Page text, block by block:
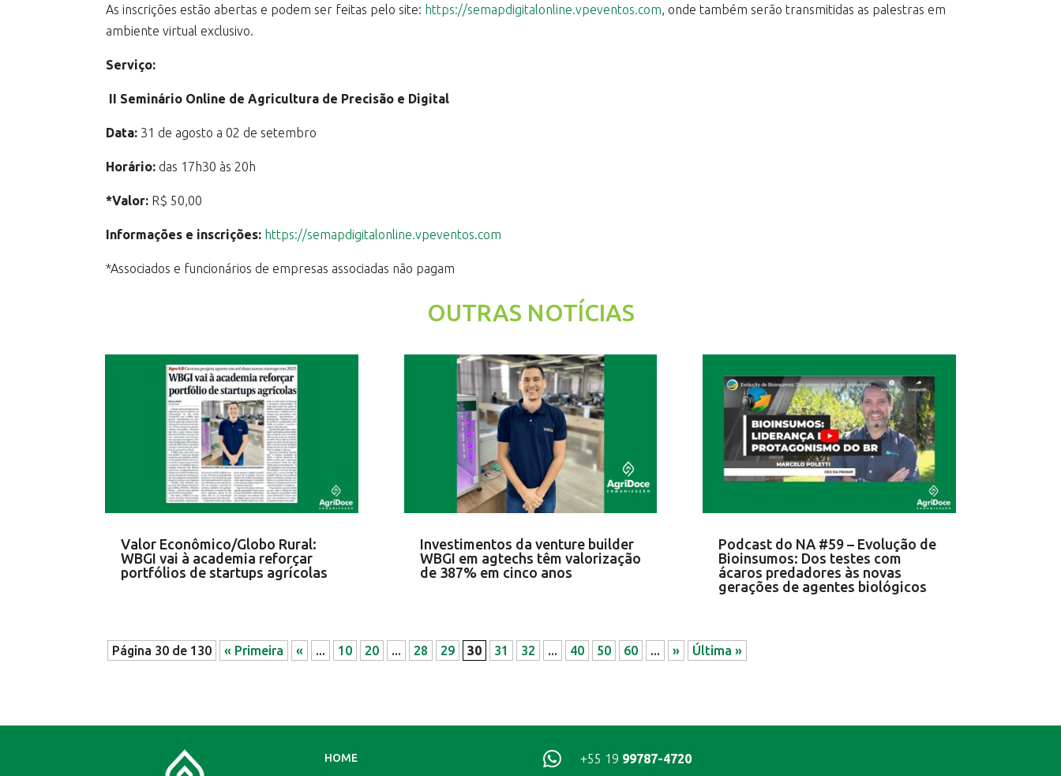
As inscrições estão abertas e podem ser feitas pelo site: https://semapdigitalonline.vpeventos.com, onde também serão transmitidas as palestras em
ambiente virtual exclusivo.
Serviço:
II Seminário Online de Agricultura de Precisão e Digital
Data: 31 de agosto a 02 de setembro
Horário:das 17h30 às 20h
*Valor: R$ 50,00
Informações e inscrições: https://semapdigitalonline.vpeventos.com
*Associados e funcionários de empresas associadas não pagam
OUTRAS NOTÍCIAS
Valor Econômico/Globo Rural:
WBGI vai à academia reforçar
portfólios de startups agrícolas
Investimentos da venture builder
WBGI em agtechs têm valorização
de 387% em cinco anos
Podcast do NA #59 – Evolução de
Bioinsumos: Dos testes com
ácaros predadores às novas
gerações de agentes biológicos
Página 30 de 130 « Primeira « ... 10 20 ... 28 29 30 31 32 ... 40 50 60 ... » Última »
HOME
 +55 19 99787-4720